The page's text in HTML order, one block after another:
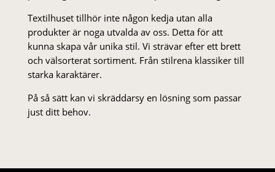
Textilhuset tillhör inte någon kedja utan alla
produkter är noga utvalda av oss. Detta för att
kunna skapa vår unika stil. Vi strä­var efter ett brett
och välsorterat sor­ti­ment. Från stil­rena klas­siker till
starka karaktärer.
På så sätt kan vi skräddarsy en lösning som passar
just ditt behov.